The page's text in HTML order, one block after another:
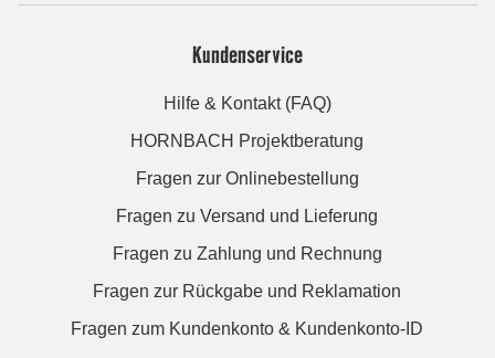
Kundenservice
Hilfe & Kontakt (FAQ)
HORNBACH Projektberatung
Fragen zur Onlinebestellung
Fragen zu Versand und Lieferung
Fragen zu Zahlung und Rechnung
Fragen zur Rückgabe und Reklamation
Fragen zum Kundenkonto & Kundenkonto-ID